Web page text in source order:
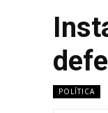
POLÍTICA